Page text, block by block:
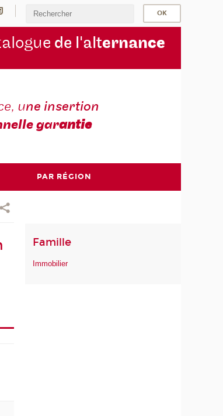
de l'alternance
une insertion
garantie
PAR RÉGION
Famille
Immobilier